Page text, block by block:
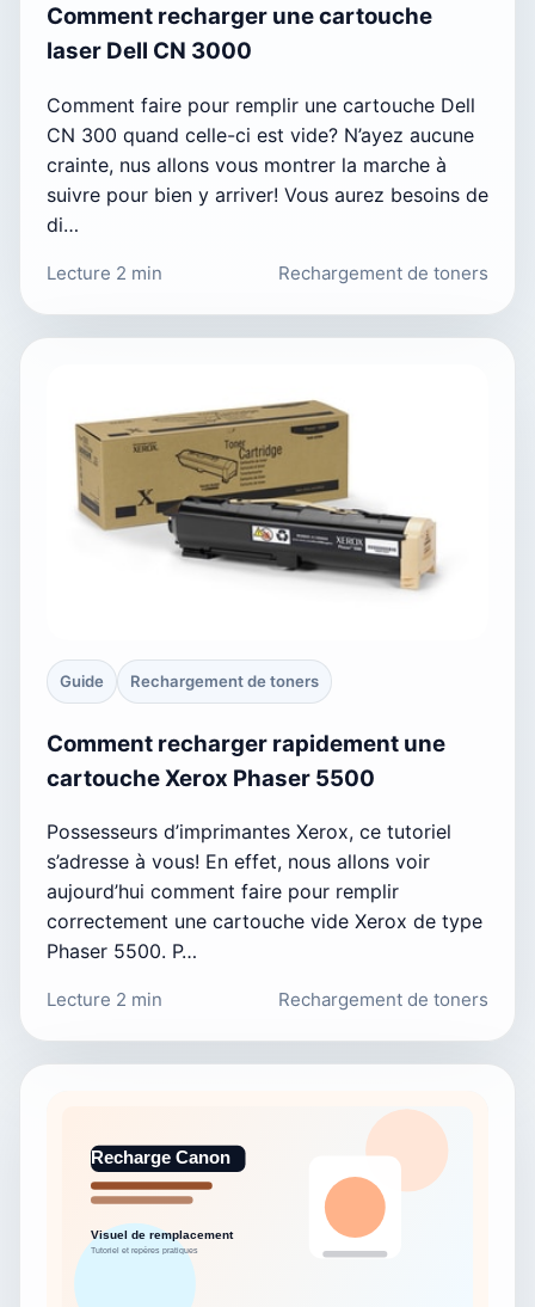
Comment recharger une cartouche
laser Dell CN 3000
Comment faire pour remplir une cartouche Dell
CN 300 quand celle-ci est vide? N’ayez aucune
crainte, nus allons vous montrer la marche à
suivre pour bien y arriver! Vous aurez besoins de
di…
Lecture 2 min Rechargement de toners
Guide Rechargement de toners
Comment recharger rapidement une
cartouche Xerox Phaser 5500
Possesseurs d’imprimantes Xerox, ce tutoriel
s’adresse à vous! En effet, nous allons voir
aujourd’hui comment faire pour remplir
correctement une cartouche vide Xerox de type
Phaser 5500. P…
Lecture 2 min Rechargement de toners